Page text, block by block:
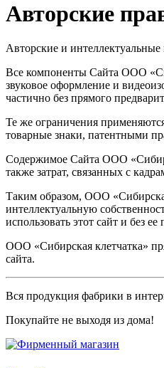
Авторские
Авторские и
Все компоненты Сайта ООО
звуковое оформление и
частично без прямого
Те же ограничения
товарные знаки, патентными
Содержимое Сайта ООО
также затрат, связанных с
Таким образом, ООО «Сибирская
интеллектуальную
использовать этот сайт и без
ООО «Сибирская клетчатка»
сайта.
Вся продукция фабрики в
Покупайте не выходя из дома!